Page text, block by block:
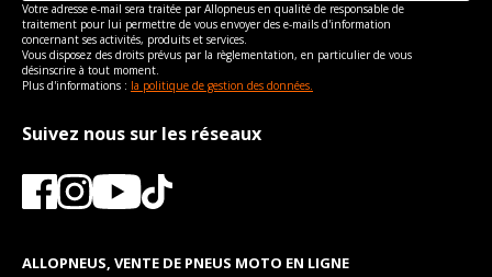
Votre adresse e-mail sera traitée par Allopneus en qualité de responsable de
traitement pour lui permettre de vous envoyer des e-mails d'information
concernant ses activités, produits et services.
Vous disposez des droits prévus par la règlementation, en particulier de vous
désinscrire à tout moment.
Plus d'informations : la politique de gestion des données.
Suivez nous sur les réseaux
ALLOPNEUS, VENTE DE PNEUS MOTO EN LIGNE